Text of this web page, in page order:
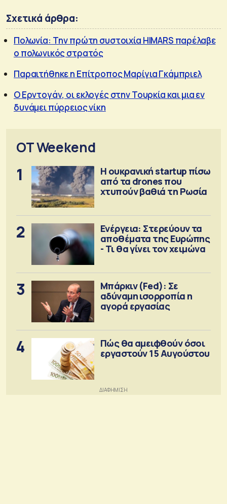
Σχετικά άρθρα:
Πολωνία: Tην πρώτη συστοιχία HIMARS παρέλαβε
o πολωνικός στρατός
Παραιτήθηκε η Επίτροπος Μαρίγια Γκάμπριελ
Ο Ερντογάν, οι εκλογές στην Τουρκία και μια εν
δυνάμει πύρρειος νίκη
OT Weekend
1
Η ουκρανική startup πίσω
από τα drones που
χτυπούν βαθιά τη Ρωσία
2
Ενέργεια: Στερεύουν τα
αποθέματα της Ευρώπης
- Τι θα γίνει τον χειμώνα
3
Μπάρκιν (Fed): Σε
αδύναμη ισορροπία η
αγορά εργασίας
4
Πώς θα αμειφθούν όσοι
εργαστούν 15 Αυγούστου